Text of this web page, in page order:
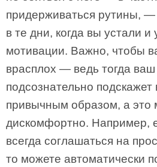
придерживаться рутины,
в те дни, когда вы устали и
мотивации. Важно, чтобы
врасплох — ведь тогда ваш
подсознательно подскажет
привычным образом, а это
дискомфортно. Например,
всегда соглашаться на
то можете автоматически